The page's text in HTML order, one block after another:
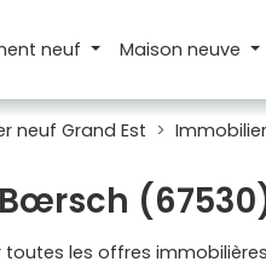
neuf Maison neuve
neuf Grand Est
toutes les offres